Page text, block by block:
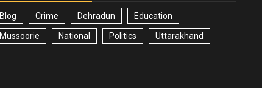
Blog Crime Dehradun Education
Mussoorie National Politics Uttarakhand